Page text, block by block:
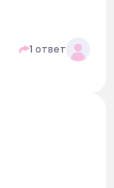
1 ответ